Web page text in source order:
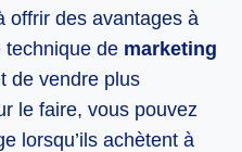
offrir des avantages à
technique de marketing
de vendre plus
le faire, vous pouvez
lorsqu’ils achètent à